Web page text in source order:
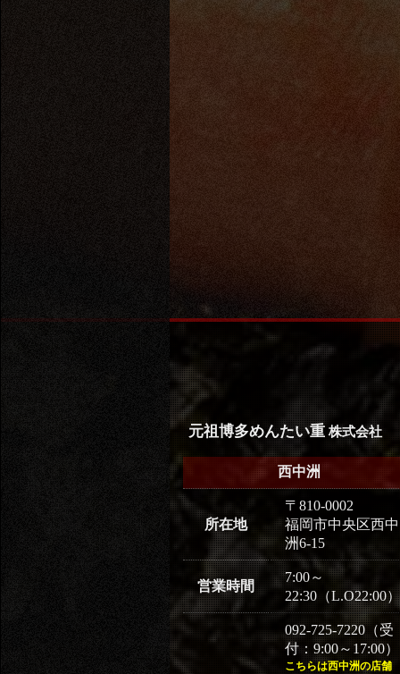
元祖博多めんたい重株式会社
西中洲
所在地
〒810-0002
福岡市中央区西中
洲6-15
営業時間
7:00～
22:30（L.O22:00）
092-725-7220（受
付：9:00～17:00）
こちらは西中洲の店舗